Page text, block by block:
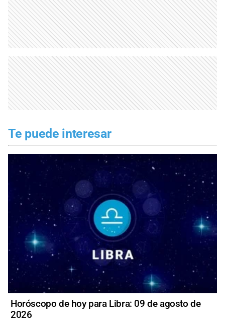
Te puede interesar
Horóscopo de hoy para Libra: 09 de agosto de
2026